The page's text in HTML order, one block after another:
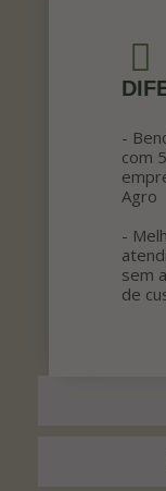
-
com 5
Agro
-
sem
de